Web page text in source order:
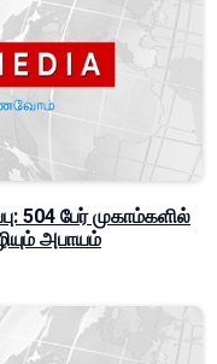
504 பேர் முகாம்களில்
அபாயம்